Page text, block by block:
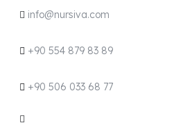
info@nursiva.com
+90 554 879 83 89
+90 506 033 68 77